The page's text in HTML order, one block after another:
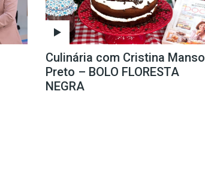
Culinária com Cristina Manso
Preto – BOLO FLORESTA
NEGRA